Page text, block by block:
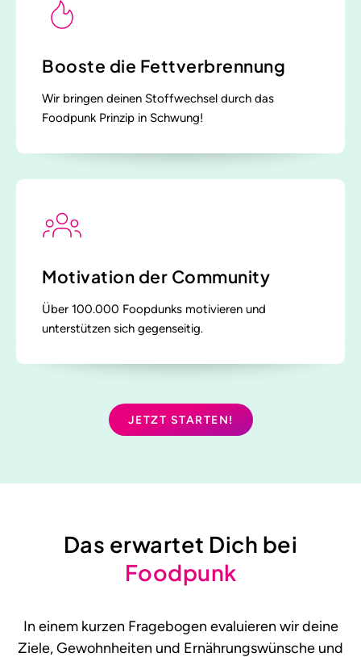
Booste die Fettverbrennung
Wir bringen deinen Stoffwechsel durch das
Foodpunk Prinzip in Schwung!
Motivation der Community
Über 100.000 Foopdunks motivieren und
unterstützen sich gegenseitig.
JETZT STARTEN!
Das erwartet Dich bei
Foodpunk
In einem kurzen Fragebogen evaluieren wir deine
Ziele, Gewohnheiten und Ernährungswünsche und